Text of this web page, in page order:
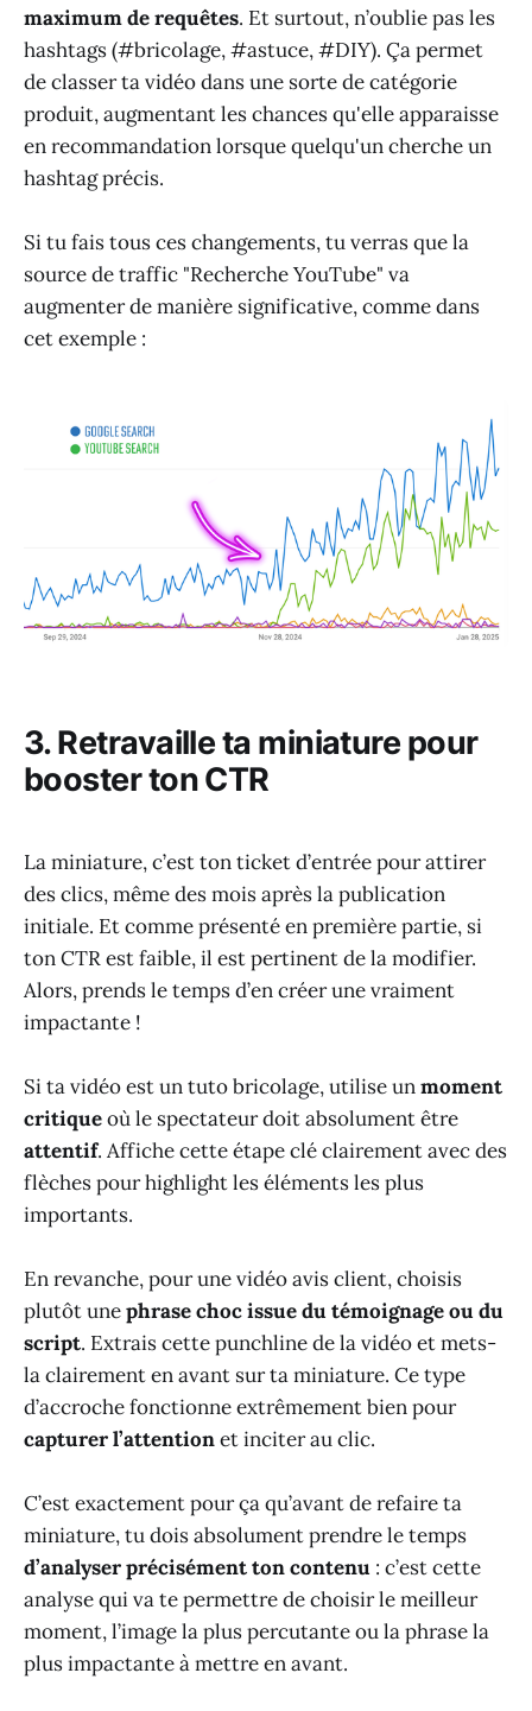
maximum de requêtes. Et surtout, n’oublie pas les
hashtags (#bricolage, #astuce, #DIY). Ça permet
de classer ta vidéo dans une sorte de catégorie
produit, augmentant les chances qu'elle apparaisse
en recommandation lorsque quelqu'un cherche un
hashtag précis.
Si tu fais tous ces changements, tu verras que la
source de traffic "Recherche YouTube" va
augmenter de manière significative, comme dans
cet exemple :
3. Retravaille ta miniature pour
booster ton CTR
La miniature, c’est ton ticket d’entrée pour attirer
des clics, même des mois après la publication
initiale. Et comme présenté en première partie, si
ton CTR est faible, il est pertinent de la modifier.
Alors, prends le temps d’en créer une vraiment
impactante !
Si ta vidéo est un tuto bricolage, utilise unmoment
critiqueoù le spectateur doit absolument être
attentif. Affiche cette étape clé clairement avec des
flèches pour highlight les éléments les plus
importants.
En revanche, pour une vidéo avis client, choisis
plutôt unephrase choc issue du témoignage ou du
script. Extrais cette punchline de la vidéo et mets-
la clairement en avant sur ta miniature. Ce type
d’accroche fonctionne extrêmement bien pour
capturer l’attentionet inciter au clic.
C’est exactement pour ça qu’avant de refaire ta
miniature, tu dois absolument prendre le temps
d’analyser précisément ton contenu : c’est cette
analyse qui va te permettre de choisir le meilleur
moment, l’image la plus percutante ou la phrase la
plus impactante à mettre en avant.